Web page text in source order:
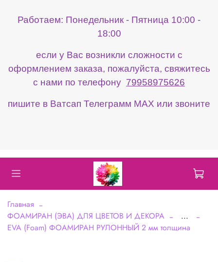
Работаем: Понедельник - Пятница 10:00 -
18:00
если у Вас возникли сложности с
оформлением заказа, пожалуйста, свяжитесь
с нами по телефону 79958975626
пишите в Ватсап Телеграмм МАХ или звоните
Главная
ФОАМИРАН (ЭВА) ДЛЯ ЦВЕТОВ И ДЕКОРА
...
EVA (Foam) ФОАМИРАН РУЛОННЫЙ 2 мм толщина